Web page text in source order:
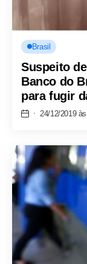
Brasil
Suspeito
Banco do
para fugir
24/12/2019